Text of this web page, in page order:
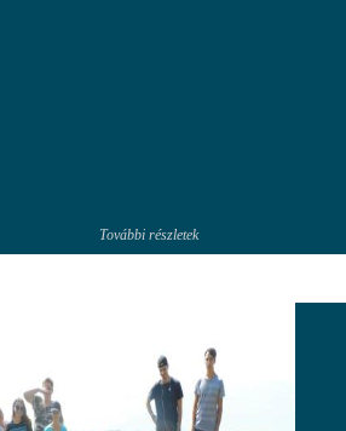
További részletek